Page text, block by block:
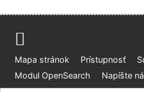
Mapa stránok Prístupnosť
Modul OpenSearch
Napíšte